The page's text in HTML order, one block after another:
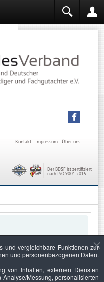
Über uns
Impressum
Kontakt
Der BDSF ist zertifiziert
nach ISO 9001:2015
und vergleichbare Funktionen zur
und personenbezogenen Daten.
von Inhalten, externen Diensten
Analyse/Messung, personalisierten